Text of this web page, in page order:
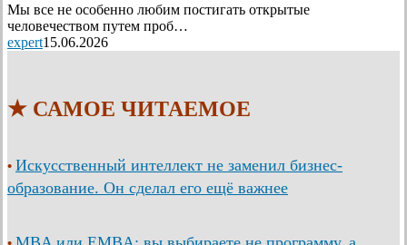
Мы все не особенно любим постигать открытые
человечеством путем проб…
expert15.06.2026
★ САМОЕ ЧИТАЕМОЕ
• Искусственный интеллект не заменил бизнес-
образование. Он сделал его ещё важнее